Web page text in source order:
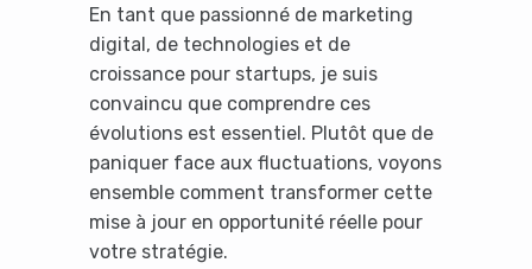
En tant que passionné de marketing
digital, de technologies et de
croissance pour startups, je suis
convaincu que comprendre ces
évolutions est essentiel. Plutôt que de
paniquer face aux fluctuations, voyons
ensemble comment transformer cette
mise à jour en opportunité réelle pour
votre stratégie.